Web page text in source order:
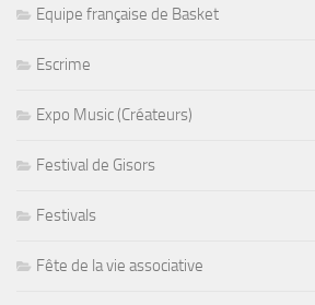
Equipe française de Basket
Escrime
Expo Music (Créateurs)
Festival de Gisors
Festivals
Fête de la vie associative